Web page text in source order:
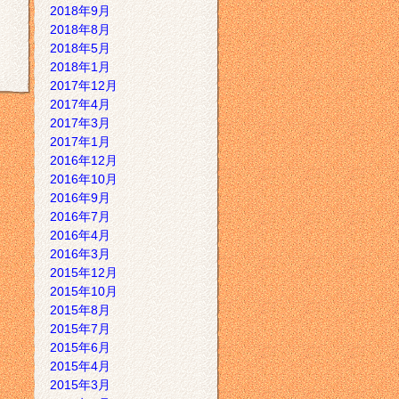
2018年9月
2018年8月
2018年5月
2018年1月
2017年12月
2017年4月
2017年3月
2017年1月
2016年12月
2016年10月
2016年9月
2016年7月
2016年4月
2016年3月
2015年12月
2015年10月
2015年8月
2015年7月
2015年6月
2015年4月
2015年3月